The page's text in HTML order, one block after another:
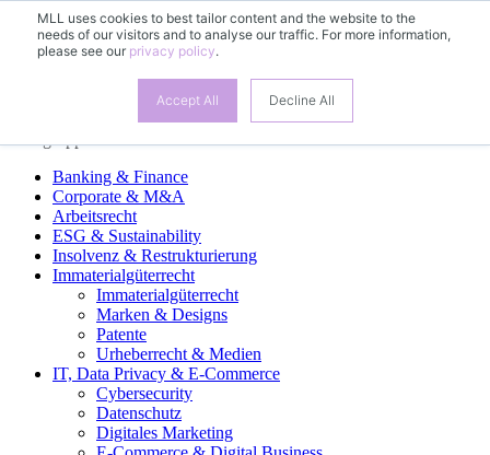
MLL uses cookies to best tailor content and the website to the
needs of our visitors and to analyse our traffic. For more information,
please see our privacy policy.
Accept All Decline All
FRES
Banking & Finance
Corporate & M&A
Arbeitsrecht
ESG & Sustainability
Insolvenz & Restrukturierung
Immaterialgüterrecht
Immaterialgüterrecht
Marken & Designs
Patente
Urheberrecht & Medien
IT, Data Privacy & E-Commerce
Cybersecurity
Datenschutz
Digitales Marketing